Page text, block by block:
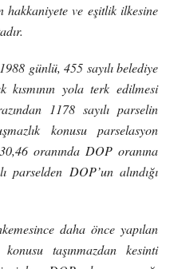
ve eşitlik ilkesine
günlü, 455 sayılı belediye
yola terk edilmesi
1178 sayılı parselin
konusu parselasyon
oranında DOP oranına
parselden DOP’un alındığı
daha önce yapılan
taşınmazdan kesinti